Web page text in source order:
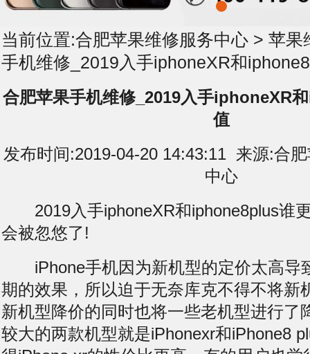
当前位置:合肥苹果维修服务中心 > 苹果
手机维修_2019入手iphoneXR和
合肥苹果手机维修_2019入手iphoneXR
值
发布时间:2019-04-20 14:43:11 来源:合
中心
2019入手iphoneXR和iphone8plus谁
会被忽悠了!
iPhone手机因为新机型的定价太高导
期的效果，所以迫于无奈库克不得不将新
新机型降价的同时也将一些老机型进行了
较大的两款机型就是iPhonexr和iPhone8